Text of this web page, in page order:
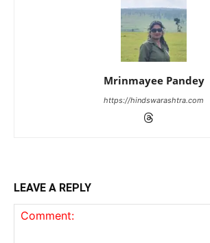
Mrinmayee Pandey
https://hindswarashtra.com
LEAVE A REPLY